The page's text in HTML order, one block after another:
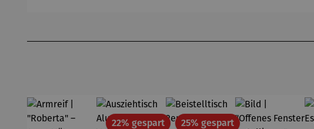
rei
22% gespartRabatt25% gespartRabatt